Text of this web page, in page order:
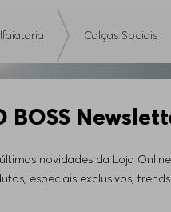
Calças Sociais
BOSS
novidades da Loja
especiais exclusivos,